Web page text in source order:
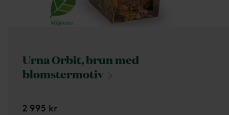
Urna Orbit, brun med
blomstermotiv
2 995 kr